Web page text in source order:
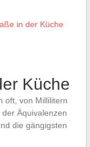
in der Küche
Küche
oft, von Millilitern
Äquivalenzen
die gängigsten